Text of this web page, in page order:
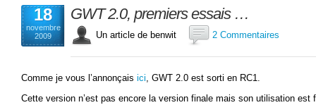
18
novembre
2009
GWT 2.0, premiers essais …
Un article de benwit 2 Commentaires
Comme je vous l’annonçais ici, GWT 2.0 est sorti en RC1.
Cette version n’est pas encore la version finale mais son utilisation